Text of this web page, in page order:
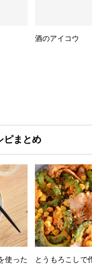
酒のアイコウ
ピまとめ
使った
とうもろこし